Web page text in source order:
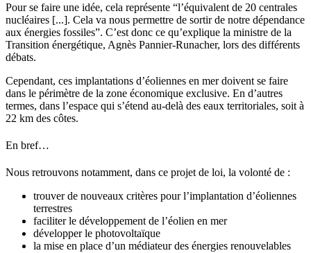
Pour se faire une idée, cela représente “l’équivalent de 20 centrales
nucléaires [...]. Cela va nous permettre de sortir de notre dépendance
aux énergies fossiles”. C’est donc ce qu’explique la ministre de la
Transition énergétique, Agnès Pannier-Runacher, lors des différents
débats.
Cependant, ces implantations d’éoliennes en mer doivent se faire
dans le périmètre de la zone économique exclusive. En d’autres
termes, dans l’espace qui s’étend au-delà des eaux territoriales, soit à
22 km des côtes.
En bref…
Nous retrouvons notamment, dans ce projet de loi, la volonté de :
trouver de nouveaux critères pour l’implantation d’éoliennes
terrestres
faciliter le développement de l’éolien en mer
développer le photovoltaïque
la mise en place d’un médiateur des énergies renouvelables